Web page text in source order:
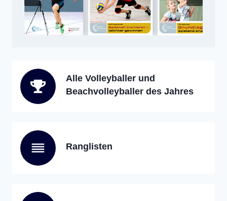
Alle Volleyballer und
Beachvolleyballer des Jahres
Ranglisten